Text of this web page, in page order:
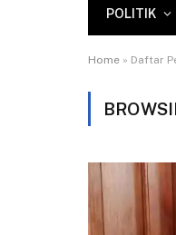
POLITIK
Home » Daftar